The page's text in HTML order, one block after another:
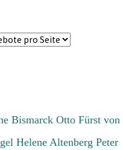
Bismarck Otto Fürst von
Helene Altenberg Peter